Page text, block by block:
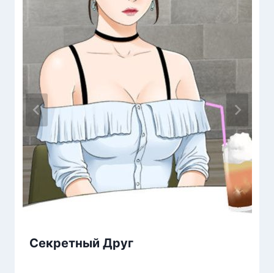
Секретный Друг